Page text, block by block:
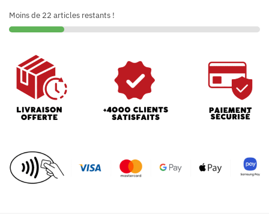
Moins de 22 articles restants !